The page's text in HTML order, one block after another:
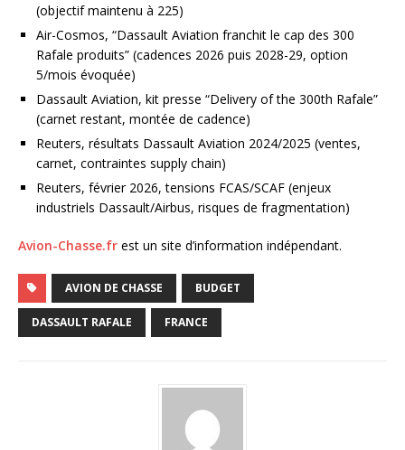
(objectif maintenu à 225)
Air-Cosmos, “Dassault Aviation franchit le cap des 300
Rafale produits” (cadences 2026 puis 2028-29, option
5/mois évoquée)
Dassault Aviation, kit presse “Delivery of the 300th Rafale”
(carnet restant, montée de cadence)
Reuters, résultats Dassault Aviation 2024/2025 (ventes,
carnet, contraintes supply chain)
Reuters, février 2026, tensions FCAS/SCAF (enjeux
industriels Dassault/Airbus, risques de fragmentation)
Avion-Chasse.fr est un site d’information indépendant.
AVION DE CHASSE BUDGET
DASSAULT RAFALE FRANCE